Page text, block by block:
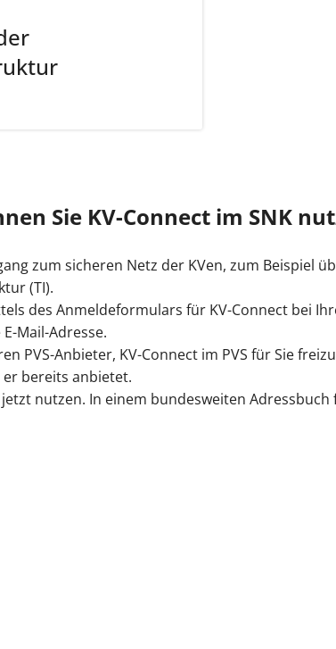
Sie KV-Connect im SNK
zum sicheren Netz der KVen, zum Beispiel
(TI).
des Anmeldeformulars für KV-Connect bei
Mail-Adresse.
PVS-Anbieter, KV-Connect im PVS für Sie
bereits anbietet.
nutzen. In einem bundesweiten Adressbuch